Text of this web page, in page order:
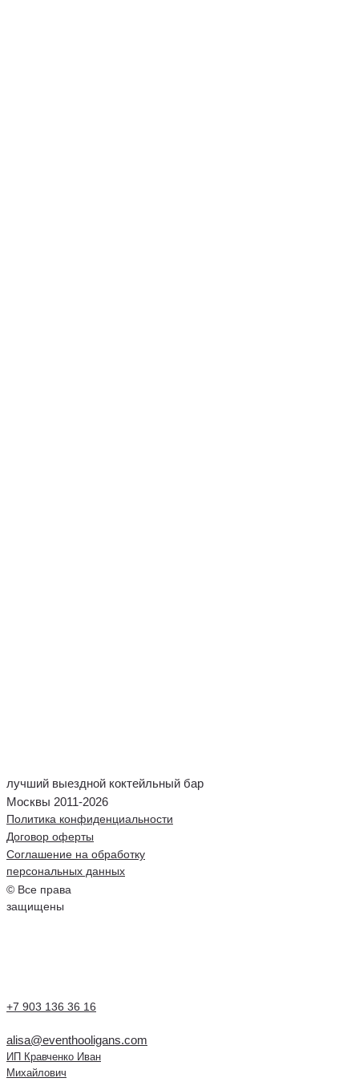
лучший выездной коктейльный бар
Москвы 2011-2026
Политика конфиденциальности
Договор оферты
Соглашение на обработку
персональных данных
© Все права
защищены
+7 903 136 36 16
alisa@eventhooligans.com
ИП Кравченко Иван
Михайлович